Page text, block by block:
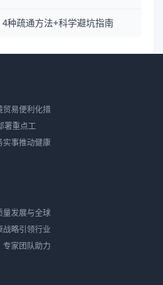
种疏通方法+科学避坑指南
贸易便利化措
署重点工
实事推动健康
量发展与全球
战略引领行业
专家团队助力